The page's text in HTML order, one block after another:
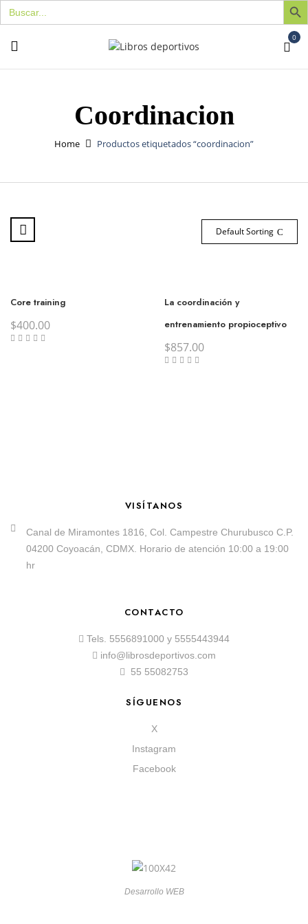
Buscar:
0
Coordinacion
Home Productos etiquetados “coordinacion”
Default Sorting
Core training
$400.00
La coordinación y
entrenamiento propioceptivo
$857.00
VISÍTANOS
Canal de Miramontes 1816, Col. Campestre Churubusco C.P.
04200 Coyoacán, CDMX. Horario de atención 10:00 a 19:00
hr
CONTACTO
Tels. 5556891000 y 5555443944
info@librosdeportivos.com
55 55082753
SÍGUENOS
X
Instagram
Facebook
Desarrollo WEB